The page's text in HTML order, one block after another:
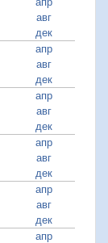
авг
дек
апр
авг
дек
апр
авг
дек
апр
авг
дек
апр
авг
дек
апр